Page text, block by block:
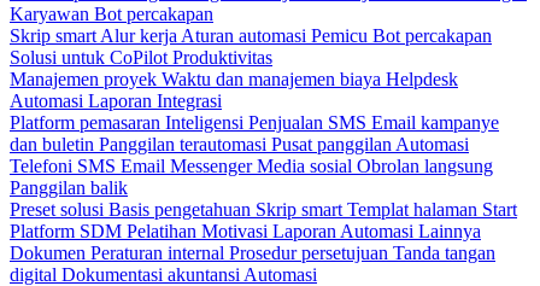
Karyawan Bot percakapan
Skrip smart Alur kerja Aturan automasi Pemicu Bot percakapan
Solusi untuk CoPilot Produktivitas
Manajemen proyek Waktu dan manajemen biaya Helpdesk
Automasi Laporan Integrasi
Platform pemasaran Inteligensi Penjualan SMS Email kampanye
dan buletin Panggilan terautomasi Pusat panggilan Automasi
Telefoni SMS Email Messenger Media sosial Obrolan langsung
Panggilan balik
Preset solusi Basis pengetahuan Skrip smart Templat halaman Start
Platform SDM Pelatihan Motivasi Laporan Automasi Lainnya
Dokumen Peraturan internal Prosedur persetujuan Tanda tangan
digital Dokumentasi akuntansi Automasi